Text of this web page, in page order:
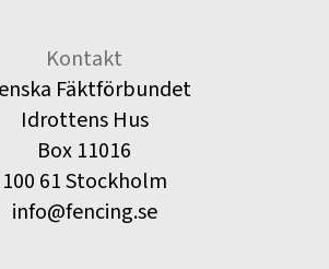
Kontakt
Fäktförbundet
Idrottens Hus
Box 11016
100 61 Stockholm
info@fencing.se